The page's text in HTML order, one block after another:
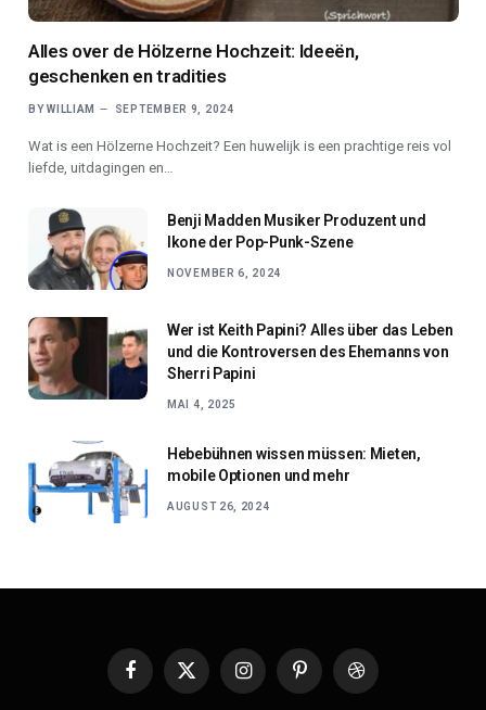
Alles over de Hölzerne Hochzeit: Ideeën,
geschenken en tradities
BY WILLIAM SEPTEMBER 9, 2024
Wat is een Hölzerne Hochzeit? Een huwelijk is een prachtige reis vol
liefde, uitdagingen en…
Benji Madden Musiker Produzent und
Ikone der Pop-Punk-Szene
NOVEMBER 6, 2024
Wer ist Keith Papini? Alles über das Leben
und die Kontroversen des Ehemanns von
Sherri Papini
MAI 4, 2025
Hebebühnen wissen müssen: Mieten,
mobile Optionen und mehr
AUGUST 26, 2024
Facebook
X
InstagramPinterestDribbble